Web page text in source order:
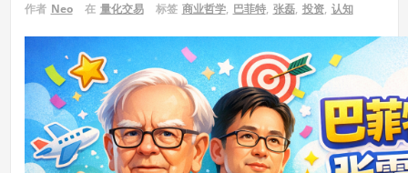
作者 Neo 在 量化交易 标签 商业哲学, 巴菲特, 张磊, 投资, 认知